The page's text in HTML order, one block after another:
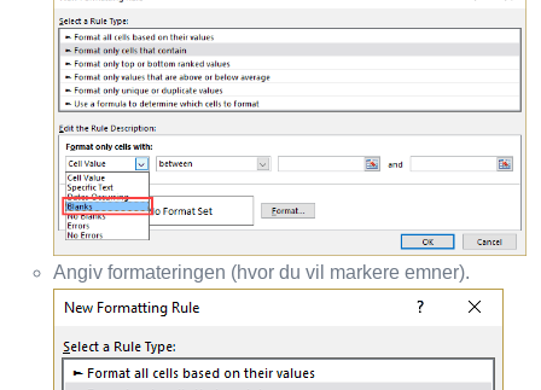
Angiv formateringen (hvor du vil markere emner).